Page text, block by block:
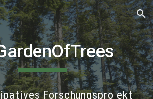
Skip to navigation
Forschungsprojekt